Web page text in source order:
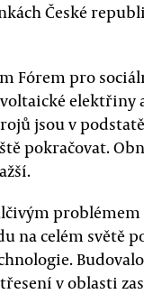
České
Fórem pro
elektřiny
jsou v
pokračovat.
na celém světě
Budovalo
v oblasti